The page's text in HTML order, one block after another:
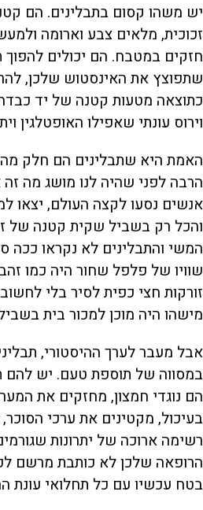
יש משהו קסום בתבלינים. הם
זכוכית, מלאים צבע וארומה
חזקים במטבח. הם יכולים
שתפוצץ את האינסטוש שלכן,
כתוצאה מטעות קטנה של יד
וירוס עונתי שאפילו האופטלגין
האמת היא שתבלינים הם חלק
אנשים נסעו לקצה העולם, יצאו
והכל רק בשביל שקית קטנה של
המשי והתבלינים לא נקראו ככה
שוויו של פלפל שחור היה כמו
זורקות חצי כפית לסיר בלי
מישהו היה מוכן למכור בית
אבל מעבר לערך ההיסטורי,
במסווה של תוספת טעם. יש להם
הם נוגדי חמצון, מחזקים את
בעיכול, מקטינים את ערכי
רשימה ארוכה של יתרונות
הרופאה שלכן לא כותבת מרשם
בטח עכשיו עם כל תחלואי עונת